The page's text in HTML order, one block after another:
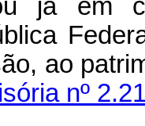
já em
lesão,
nº